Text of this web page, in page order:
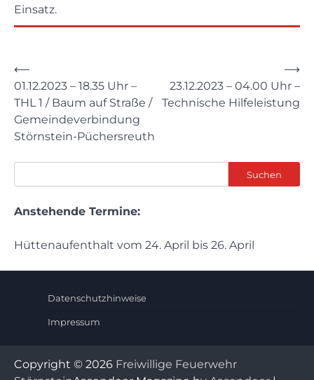
Einsatz.
Beitragsnavigation
⟵
01.12.2023 – 18.35 Uhr –
THL 1 / Baum auf Straße /
Gemeindeverbindung
Störnstein-Püchersreuth
23.12.2023 – 04.00 Uhr –
Technische Hilfeleistung
⟶
Suchen
Anstehende Termine:
Hüttenaufenthalt vom 24. April bis 26. April
Datenschutzhinweise
Impressum
Copyright © 2026 Freiwillige Feuerwehr